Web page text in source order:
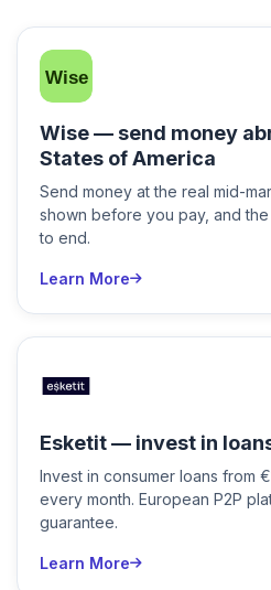
Wise — send money
States of America
Send money at the real mid-
shown before you pay, and
to end.
Learn More
Esketit — invest in
Invest in consumer loans from
every month. European P2P
guarantee.
Learn More